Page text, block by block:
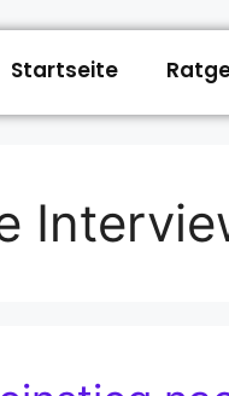
Startseite